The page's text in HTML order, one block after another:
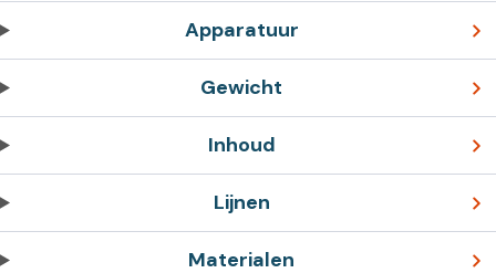
Apparatuur
Gewicht
Inhoud
Lijnen
Materialen